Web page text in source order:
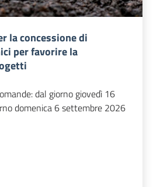
la concessione di
per favorire la
dal giorno giovedì 16
domenica 6 settembre 2026